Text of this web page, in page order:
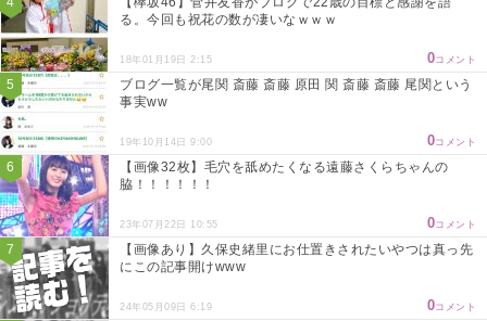
る。今回も祝花の数が凄いなｗｗｗ
18年01月19日 2:15 0コメント
ブログ一覧が尾関 斎藤 斎藤 原田 関 斎藤 斎藤 尾関という
事実ww
19年10月14日 9:00 0コメント
【画像32枚】毛穴を舐めたくなる遠藤さくらちゃんの
脇！！！！！！
23年07月22日 10:55 0コメント
【画像あり】久保史緒里にお仕置きされたいやつは真っ先
にこの記事開けwww
24年05月09日 6:19 0コメント